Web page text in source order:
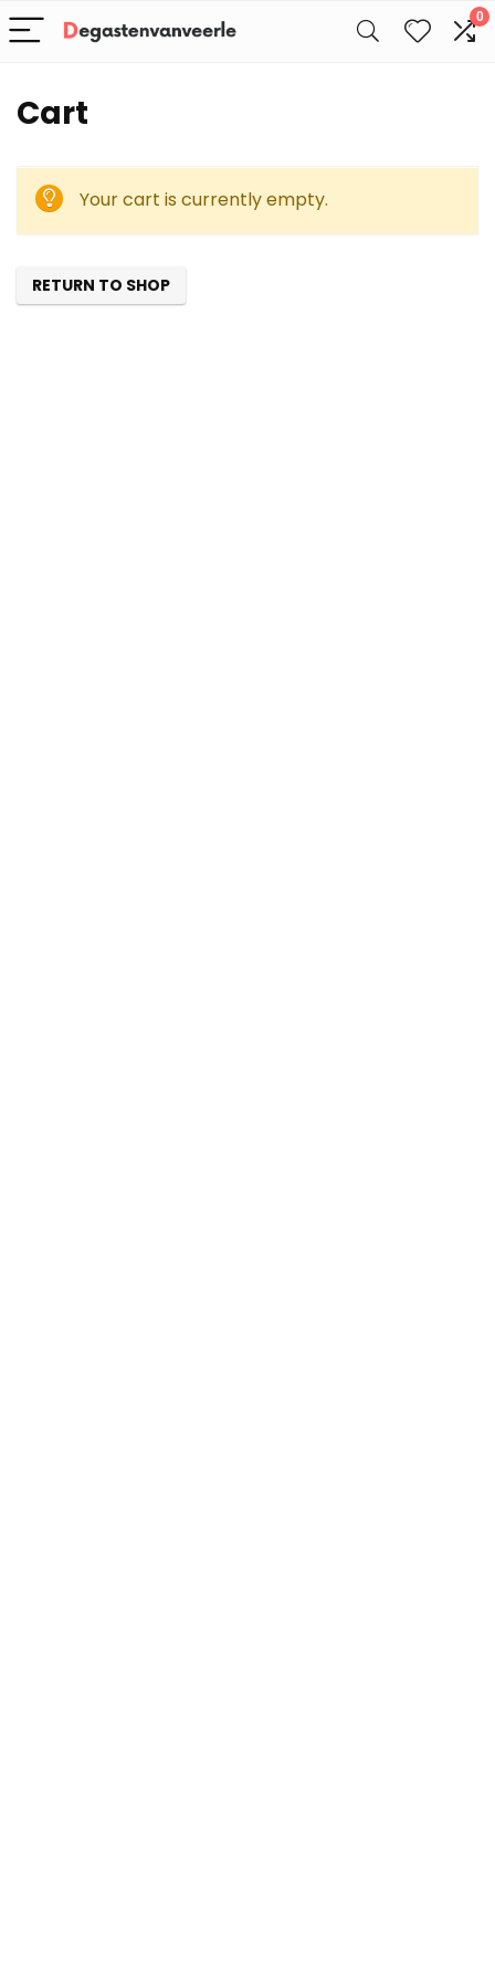
0
Cart
Your cart is currently empty.
RETURN TO SHOP